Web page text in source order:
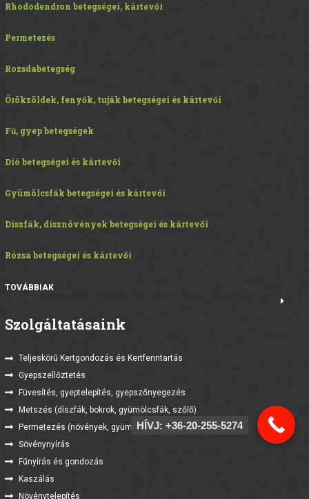
Rhododendron betegségei, kártevői
Permetezés
Rozsdabetegség
Örökzöldek, fenyők, tuják betegségei és kártevői
Fű, gyep betegségek
Dió betegségei és kártevői
Gyümölcsfák betegségei és kártevői
Díszfák, dísznövények betegségei és kártevői
Rózsa betegségei és kártevői
TOVÁBBIAK
Szolgáltatásaink
Teljeskörű Kertgondozás és Kertfenntartás
Gyepszellőztetés
Füvesítés, gyeptelepítés, gyepszőnyegezés
Metszés (díszfák, bokrok, gyümölcsfák, szőlő)
Permetezés (növények, gyümölcsfák, tuja, ciprus stb.)
Sövénynyírás
Fűnyírás és gondozás
Kaszálás
Növénytelepítés
HÍVJ: +36-20-255-5274